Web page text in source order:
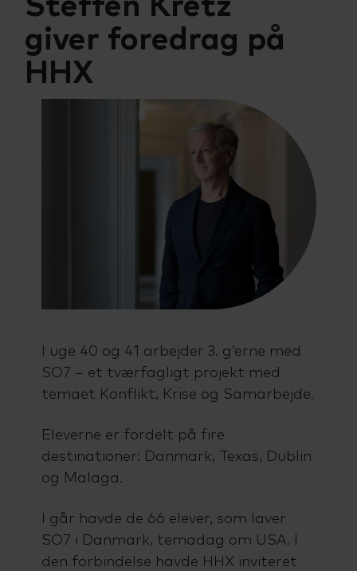
Steffen Kretz
giver foredrag på
HHX
I uge 40 og 41 arbejder 3. g’erne med
SO7 – et tværfagligt projekt med
temaet Konflikt, Krise og Samarbejde.
Eleverne er fordelt på fire
destinationer: Danmark, Texas, Dublin
og Malaga.
I går havde de 66 elever, som laver
SO7 i Danmark, temadag om USA. I
den forbindelse havde HHX inviteret
Almen voksenuddannelse (AVU)
Ordblindeundervisning (OBU)
Talenttilbud